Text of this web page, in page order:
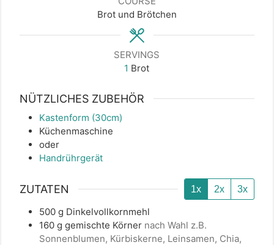
Brot und Brötchen
SERVINGS
1 Brot
NÜTZLICHES ZUBEHÖR
Kastenform (30cm)
Küchenmaschine
oder
Handrührgerät
ZUTATEN 1x 2x 3x
500 g Dinkelvollkornmehl
160 g gemischte Körner nach Wahl z.B.
Sonnenblumen, Kürbiskerne, Leinsamen, Chia,